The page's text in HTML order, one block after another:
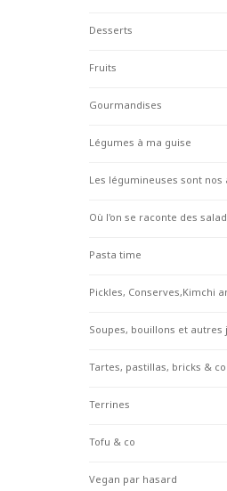
Desserts
Fruits
Gourmandises
Légumes à ma guise
Les légumineuses sont nos
Où l'on se raconte des
Pasta time
Pickles, Conserves,Kimchi
Soupes, bouillons et autres
Tartes, pastillas, bricks & co
Terrines
Tofu & co
Vegan par hasard